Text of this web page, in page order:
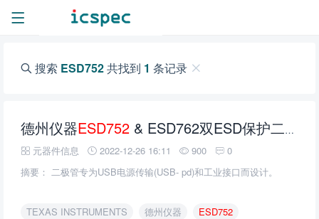
搜索 ESD752共找到 1 条记录
德州仪器ESD752 & ESD762双ESD保护二极管的介绍、特性、及应用
元器件信息 2022-12-26 16:11 900
0
摘要： 二极管专为USB电源传输(USB- pd)和工业接口而设计。
TEXAS INSTRUMENTS 德州仪器 ESD752